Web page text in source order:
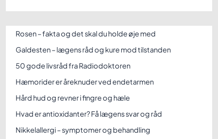
Rosen – fakta og det skal du holde øje med
Galdesten – lægens råd og kure mod tilstanden
50 gode livsråd fra Radiodoktoren
Hæmorider er åreknuder ved endetarmen
Hård hud og revner i fingre og hæle
Hvad er antioxidanter? Få lægens svar og råd
Nikkelallergi – symptomer og behandling